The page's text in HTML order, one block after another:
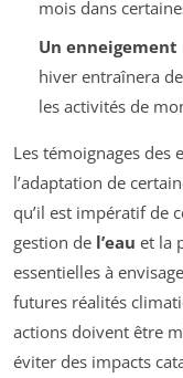
mois dans
Un
hiver entraînera
les activités de
Les témoignages des
l’adaptation de
qu’il est impératif de
gestion de l’eau et la
essentielles à
futures réalités
actions doivent être
éviter des impacts